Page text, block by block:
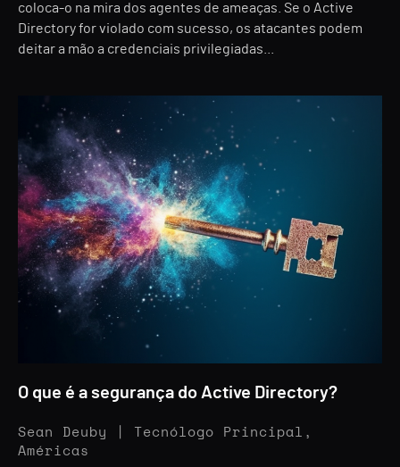
coloca-o na mira dos agentes de ameaças. Se o Active
Directory for violado com sucesso, os atacantes podem
deitar a mão a credenciais privilegiadas...
O que é a segurança do Active Directory?
Sean Deuby | Tecnólogo Principal,
Américas